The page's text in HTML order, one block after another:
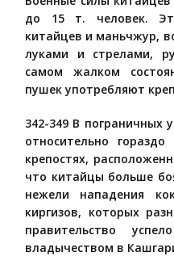
до 15 т. человек.
китайцев и маньчжур,
луками и стрелами,
самом жалком
пушек употребляют
342-349 В пограничных
относительно
крепостях,
что китайцы больше
нежели нападения
киргизов, которых
правительство
владычеством в